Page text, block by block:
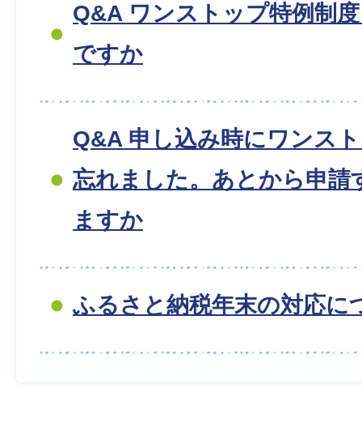
Q&A ワンストップ特例制
ですか
Q&A 申し込み時にワンス
忘れました。あとから申請
ますか
ふるさと納税年末の対応に